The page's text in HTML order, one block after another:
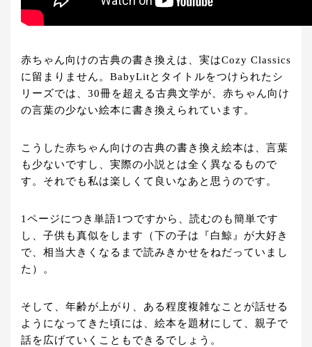
赤ちゃん向けの古典の書き換えは、実はCozy Classics
に留まりません。BabyLitとタイトルをつけられたシ
リーズでは、30冊を超える古典文学が、赤ちゃん向け
の言葉の少ない絵本に書き換えられています。
こうした赤ちゃん向けの古典の書き換え絵本は、言葉
も少ないですし、実際の小説とは全く異なるもので
す。それでも私は楽しくて良いなあと思うのです。
1ページにつき単語1つですから、読むのも簡単です
し、子供も真似をします（下の子は『白鯨』が大好き
で、相当大きくなるまで読みきかせをねだっていまし
た）。
そして、年齢が上がり、ある程度複雑なことが話せる
ようになってきた頃には、絵本を題材にして、親子で
話を広げていくこともできるでしょう。